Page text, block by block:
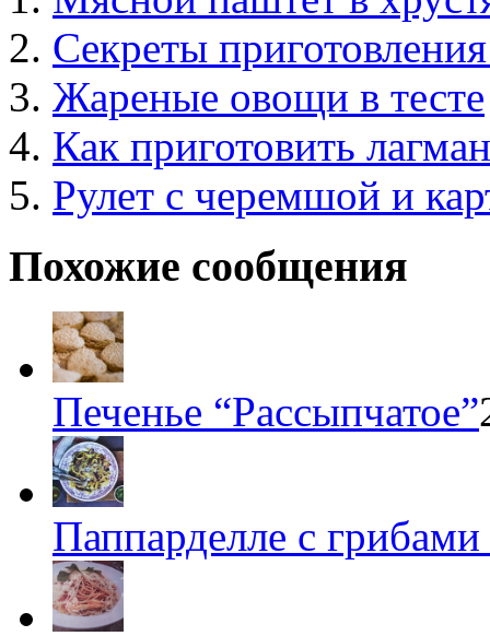
Секреты приготовления
Жареные овощи в тесте
Как приготовить
Рулет с черемшой и
Похожие сообщения
Печенье “Рассыпчатое”
Паппарделле с